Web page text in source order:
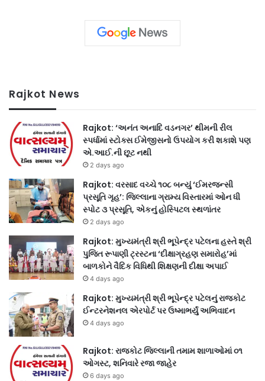
Rajkot News
Rajkot: ‘અનંત અનાદિ વડનગર’ થીમની રીલ
સ્પર્ધામાં સ્ટોક્સ ઈમેજીસનો ઉપયોગ કરી શકાશે પણ
એ.આઈ.ની છૂટ નથી
2 days ago
Rajkot: વરસાદ વચ્ચે ૧૦૮ બન્યું ‘ઈમરજન્સી
પ્રસૂતિ ગૃહ’: જિલ્લાના ગ્રામ્ય વિસ્તારમાં ઓન ધી
સ્પોટ ૩ પ્રસૂતિ, એકનું હોસ્પિટલ સ્થળાંતર
2 days ago
Rajkot: મુખ્યમંત્રી શ્રી ભૂપેન્દ્ર પટેલના હસ્તે શ્રી
પુજિત રૂપાણી ટ્રસ્ટના ‘દીક્ષાગ્રહણ સમારોહ’માં
બાળકોને વૈદિક વિધિથી શિક્ષણની દીક્ષા અપાઈ
4 days ago
Rajkot: મુખ્યમંત્રી શ્રી ભૂપેન્દ્ર પટેલનું રાજકોટ
ઈન્ટરનેશનલ એરપોર્ટ પર ઉષ્માભર્યું અભિવાદન
4 days ago
Rajkot: રાજકોટ જિલ્લાની તમામ શાળાઓમાં ૦૧
ઓગસ્ટ, શનિવારે રજા જાહેર
6 days ago